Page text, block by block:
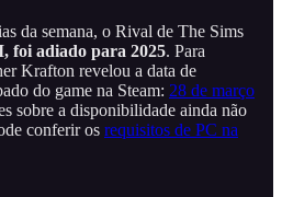
da semana, o Rival de The Sims
foi adiado para 2025. Para
Krafton revelou a data de
do game na Steam: 28 de março
sobre a disponibilidade ainda não
conferir os requisitos de PC na